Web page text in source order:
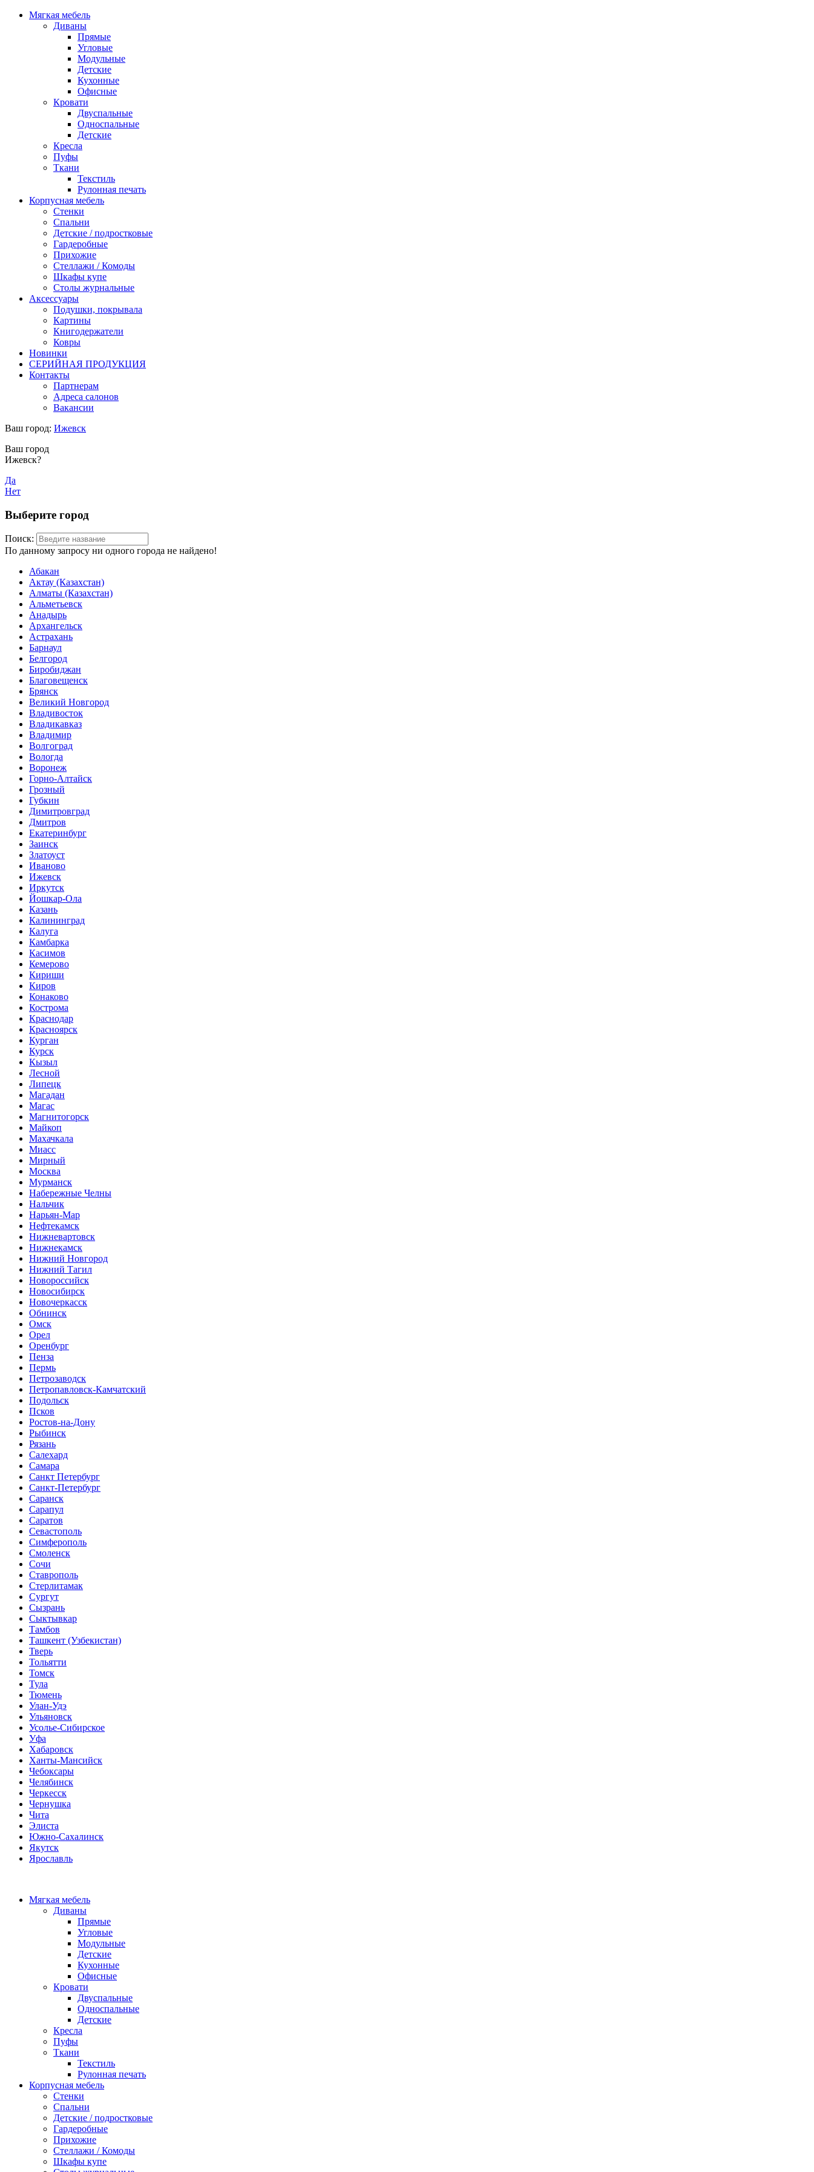
Мягкая мебель
Диваны
Прямые
Угловые
Модульные
Детские
Кухонные
Офисные
Кровати
Двуспальные
Односпальные
Детские
Кресла
Пуфы
Ткани
Текстиль
Рулонная печать
Корпусная мебель
Стенки
Спальни
Детские / подростковые
Гардеробные
Прихожие
Стеллажи / Комоды
Шкафы купе
Столы журнальные
Аксессуары
Подушки, покрывала
Картины
Книгодержатели
Ковры
Новинки
СЕРИЙНАЯ ПРОДУКЦИЯ
Контакты
Партнерам
Адреса салонов
Вакансии
Ваш город: Ижевск
Ваш город
Ижевск?
Да
Нет
Выберите город
Поиск:
По данному запросу ни одного города не найдено!
Абакан
Актау (Казахстан)
Алматы (Казахстан)
Альметьевск
Анадырь
Архангельск
Астрахань
Барнаул
Белгород
Биробиджан
Благовещенск
Брянск
Великий Новгород
Владивосток
Владикавказ
Владимир
Волгоград
Вологда
Воронеж
Горно-Алтайск
Грозный
Губкин
Димитровград
Дмитров
Екатеринбург
Заинск
Златоуст
Иваново
Ижевск
Иркутск
Йошкар-Ола
Казань
Калининград
Калуга
Камбарка
Касимов
Кемерово
Кириши
Киров
Конаково
Кострома
Краснодар
Красноярск
Курган
Курск
Кызыл
Лесной
Липецк
Магадан
Магас
Магнитогорск
Майкоп
Махачкала
Миасс
Мирный
Москва
Мурманск
Набережные Челны
Нальчик
Нарьян-Мар
Нефтекамск
Нижневартовск
Нижнекамск
Нижний Новгород
Нижний Тагил
Новороссийск
Новосибирск
Новочеркасск
Обнинск
Омск
Орел
Оренбург
Пенза
Пермь
Петрозаводск
Петропавловск-Камчатский
Подольск
Псков
Ростов-на-Дону
Рыбинск
Рязань
Салехард
Самара
Санкт Петербург
Санкт-Петербург
Саранск
Сарапул
Саратов
Севастополь
Симферополь
Смоленск
Сочи
Ставрополь
Стерлитамак
Сургут
Сызрань
Сыктывкар
Тамбов
Ташкент (Узбекистан)
Тверь
Тольятти
Томск
Тула
Тюмень
Улан-Удэ
Ульяновск
Усолье-Сибирское
Уфа
Хабаровск
Ханты-Мансийск
Чебоксары
Челябинск
Черкесск
Чернушка
Чита
Элиста
Южно-Сахалинск
Якутск
Ярославль
Мягкая мебель
Диваны
Прямые
Угловые
Модульные
Детские
Кухонные
Офисные
Кровати
Двуспальные
Односпальные
Детские
Кресла
Пуфы
Ткани
Текстиль
Рулонная печать
Корпусная мебель
Стенки
Спальни
Детские / подростковые
Гардеробные
Прихожие
Стеллажи / Комоды
Шкафы купе